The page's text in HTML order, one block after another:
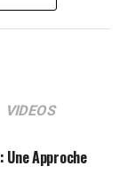
VIDEOS
Une Approche